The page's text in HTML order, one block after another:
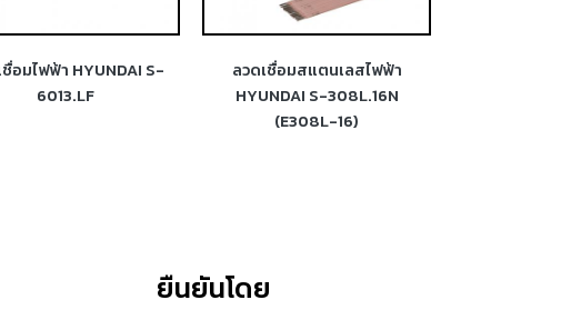
อมไฟฟ้า HYUNDAI S-
6013.LF
ลวดเชื่อมสแตนเลสไฟฟ้า
HYUNDAI S-308L.16N
(E308L-16)
ยืนยันโดย